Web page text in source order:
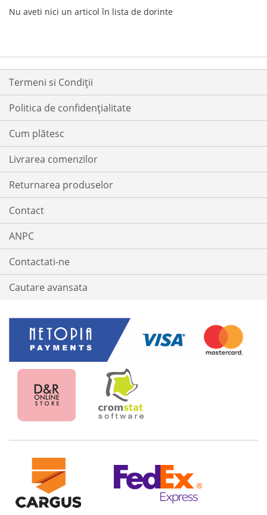
Nu aveti nici un articol în lista de dorinte
Termeni si Condiții
Politica de confidențialitate
Cum plătesc
Livrarea comenzilor
Returnarea produselor
Contact
ANPC
Contactati-ne
Cautare avansata